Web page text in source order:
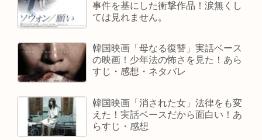
事件を基にした衝撃作品！涙無くし
ては見れません。
韓国映画「母なる復讐」実話ベース
の映画！少年法の怖さを見た！あら
すじ・感想・ネタバレ
韓国映画「消された女」法律をも変
えた！実話ベースだから面白い！あ
らすじ・感想